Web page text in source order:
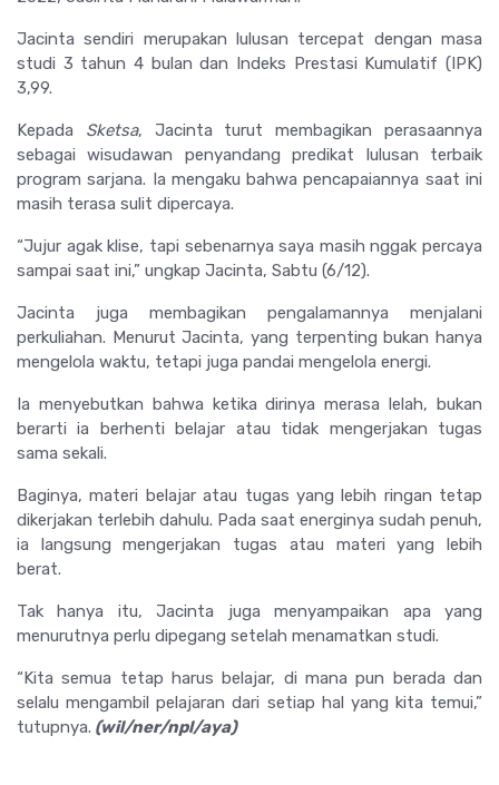
Jacinta sendiri merupakan lulusan tercepat dengan masa
studi 3 tahun 4 bulan dan Indeks Prestasi Kumulatif (IPK)
3,99.
Kepada Sketsa, Jacinta turut membagikan perasaannya
sebagai wisudawan penyandang predikat lulusan terbaik
program sarjana. Ia mengaku bahwa pencapaiannya saat ini
masih terasa sulit dipercaya.
“Jujur agak klise, tapi sebenarnya saya masih nggak percaya
sampai saat ini,” ungkap Jacinta, Sabtu (6/12).
Jacinta juga membagikan pengalamannya menjalani
perkuliahan. Menurut Jacinta, yang terpenting bukan hanya
mengelola waktu, tetapi juga pandai mengelola energi.
Ia menyebutkan bahwa ketika dirinya merasa lelah, bukan
berarti ia berhenti belajar atau tidak mengerjakan tugas
sama sekali.
Baginya, materi belajar atau tugas yang lebih ringan tetap
dikerjakan terlebih dahulu. Pada saat energinya sudah penuh,
ia langsung mengerjakan tugas atau materi yang lebih
berat.
Tak hanya itu, Jacinta juga menyampaikan apa yang
menurutnya perlu dipegang setelah menamatkan studi.
“Kita semua tetap harus belajar, di mana pun berada dan
selalu mengambil pelajaran dari setiap hal yang kita temui,”
tutupnya. (wil/ner/npl/aya)